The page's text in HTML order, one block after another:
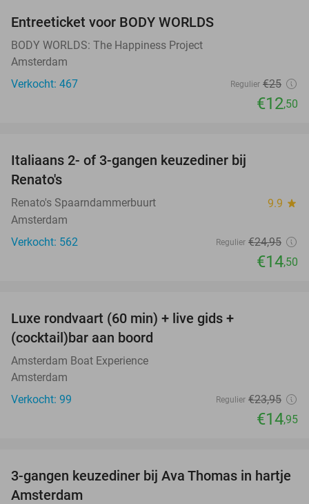
Entreeticket voor BODY WORLDS
BODY WORLDS: The Happiness Project
Amsterdam
Verkocht: 467
Regulier €25
€12,50
Italiaans 2- of 3-gangen keuzediner bij
Renato's
Renato's Spaarndammerbuurt 9.9 star
Amsterdam
Verkocht: 562
Regulier €24,95
€14,50
Luxe rondvaart (60 min) + live gids +
(cocktail)bar aan boord
Amsterdam Boat Experience
Amsterdam
Verkocht: 99
Regulier €23,95
€14,95
37%
3-gangen keuzediner bij Ava Thomas in hartje
Amsterdam